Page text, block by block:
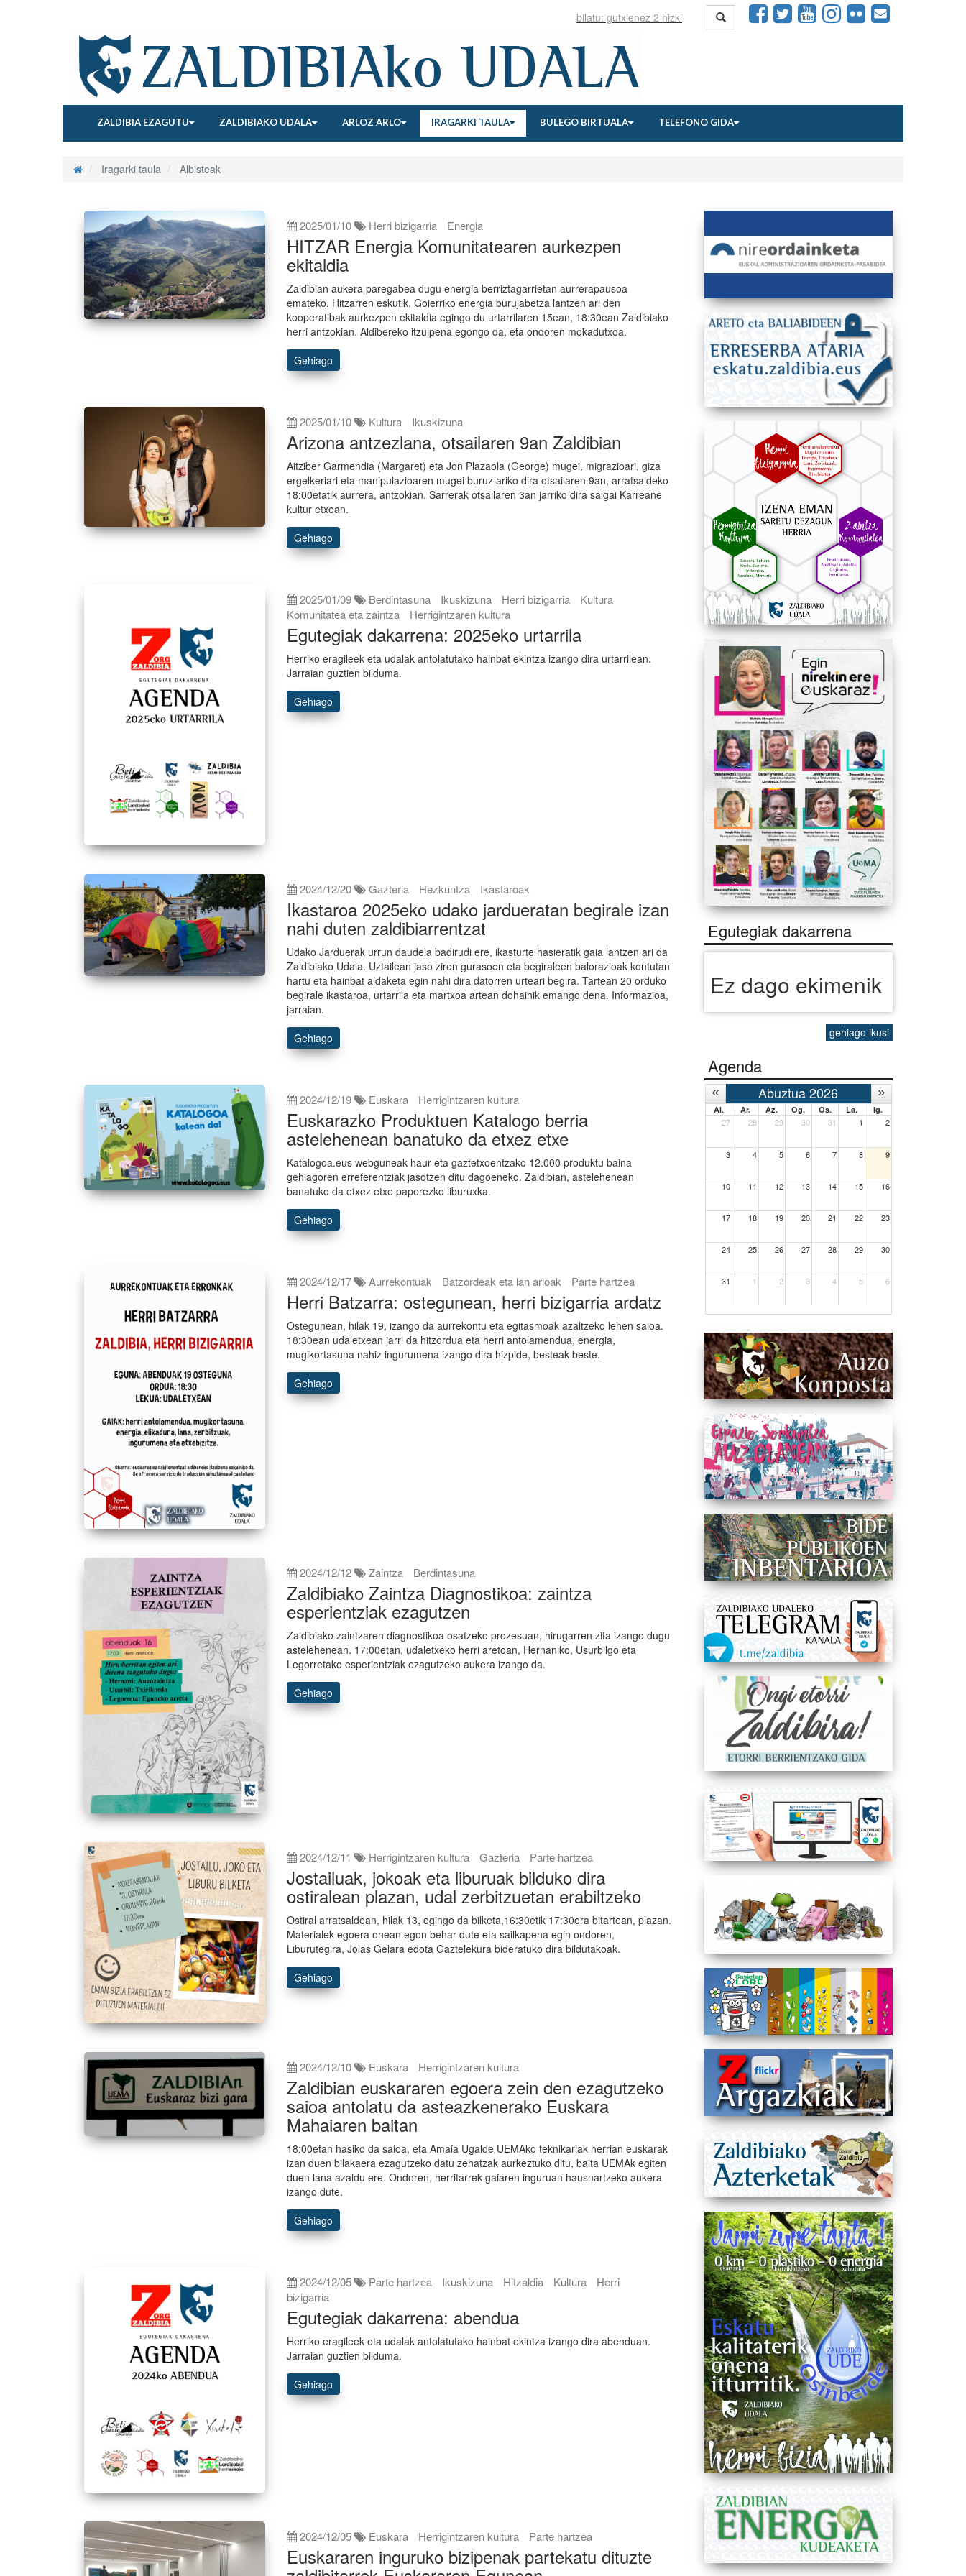
ZALDIBIA EZAGUTU ZALDIBIAKO UDALA ARLOZ ARLO IRAGARKI TAULA BULEGO BIRTUALA TELEFONO GIDA
Iragarki taula Albisteak
2025/01/10 Herri bizigarria Energia
HITZAR Energia Komunitatearen aurkezpen
ekitaldia
Zaldibian aukera paregabea dugu energia berriztagarrietan aurrerapausoa
emateko, Hitzarren eskutik. Goierriko energia burujabetza lantzen ari den
kooperatibak aurkezpen ekitaldia egingo du urtarrilaren 15ean, 18:30ean Zaldibiako
herri antzokian. Aldibereko itzulpena egongo da, eta ondoren mokadutxoa.
Gehiago
2025/01/10 Kultura Ikuskizuna
Arizona antzezlana, otsailaren 9an Zaldibian
Aitziber Garmendia (Margaret) eta Jon Plazaola (George) mugei, migrazioari, giza
ergelkeriari eta manipulazioaren mugei buruz ariko dira otsailaren 9an, arratsaldeko
18:00etatik aurrera, antzokian. Sarrerak otsailaren 3an jarriko dira salgai Karreane
kultur etxean.
Gehiago
2025/01/09 Berdintasuna Ikuskizuna Herri bizigarria
Kultura
Komunitatea eta zaintza
Herrigintzaren kultura
Egutegiak dakarrena: 2025eko urtarrila
Herriko eragileek eta udalak antolatutako hainbat ekintza izango dira urtarrilean.
Jarraian guztien bilduma.
Gehiago
2024/12/20 Gazteria Hezkuntza Ikastaroak
Ikastaroa 2025eko udako jardueratan begirale izan
nahi duten zaldibiarrentzat
Udako Jarduerak urrun daudela badirudi ere, ikasturte hasieratik gaia lantzen ari da
Zaldibiako Udala. Uztailean jaso ziren gurasoen eta begiraleen balorazioak kontutan
hartu eta hainbat aldaketa egin nahi dira datorren urteari begira. Tartean 20 orduko
begirale ikastaroa, urtarrila eta martxoa artean dohainik emango dena. Informazioa,
jarraian.
Gehiago
2024/12/19 Euskara Herrigintzaren kultura
Euskarazko Produktuen Katalogo berria
astelehenean banatuko da etxez etxe
Katalogoa.eus webguneak haur eta gaztetxoentzako 12.000 produktu baina
gehiagoren erreferentziak jasotzen ditu dagoeneko. Zaldibian, astelehenean
banatuko da etxez etxe paperezko liburuxka.
Gehiago
2024/12/17 Aurrekontuak Batzordeak eta lan arloak Parte hartzea
Herri Batzarra: ostegunean, herri bizigarria ardatz
Ostegunean, hilak 19, izango da aurrekontu eta egitasmoak azaltzeko lehen saioa.
18:30ean udaletxean jarri da hitzordua eta herri antolamendua, energia,
mugikortasuna nahiz ingurumena izango dira hizpide, besteak beste.
Gehiago
2024/12/12 Zaintza Berdintasuna
Zaldibiako Zaintza Diagnostikoa: zaintza
esperientziak ezagutzen
Zaldibiako zaintzaren diagnostikoa osatzeko prozesuan, hirugarren zita izango dugu
astelehenean. 17:00etan, udaletxeko herri aretoan, Hernaniko, Usurbilgo eta
Legorretako esperientziak ezagutzeko aukera izango da.
Gehiago
2024/12/11 Herrigintzaren kultura Gazteria Parte hartzea
Jostailuak, jokoak eta liburuak bilduko dira
ostiralean plazan, udal zerbitzuetan erabiltzeko
Ostiral arratsaldean, hilak 13, egingo da bilketa,16:30etik 17:30era bitartean, plazan.
Materialek egoera onean egon behar dute eta sailkapena egin ondoren,
Liburutegira, Jolas Gelara edota Gaztelekura bideratuko dira bildutakoak.
Gehiago
2024/12/10 Euskara Herrigintzaren kultura
Zaldibian euskararen egoera zein den ezagutzeko
saioa antolatu da asteazkenerako Euskara
Mahaiaren baitan
18:00etan hasiko da saioa, eta Amaia Ugalde UEMAko teknikariak herrian euskarak
izan duen bilakaera ezagutzeko datu zehatzak aurkeztuko ditu, baita UEMAk egiten
duen lana azaldu ere. Ondoren, herritarrek gaiaren inguruan hausnartzeko aukera
izango dute.
Gehiago
2024/12/05 Parte hartzea Ikuskizuna Hitzaldia Kultura
Herri
bizigarria
Egutegiak dakarrena: abendua
Herriko eragileek eta udalak antolatutako hainbat ekintza izango dira abenduan.
Jarraian guztien bilduma.
Gehiago
2024/12/05 Euskara Herrigintzaren kultura Parte hartzea
Euskararen inguruko bizipenak partekatu dituzte
Egutegiak dakarrena
Ez dago ekimenik
gehiago ikusi
Agenda
Abuztua 2026
Al. Ar. Az. Og. Os. La. Ig.
27 28 29 30 31 1 2
3 4 5 6 7 8 9
10 11 12 13 14 15 16
17 18 19 20 21 22 23
24 25 26 27 28 29 30
31 1 2 3 4 5 6